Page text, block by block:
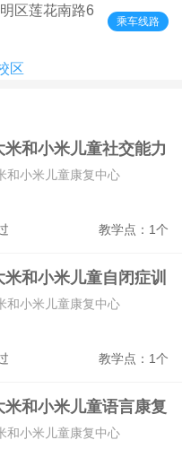
区莲花南路6
乘车线路
区
米和小米儿童社交能力
教学点：1个
和小米儿童康复中心
米和小米儿童自闭症训
教学点：1个
和小米儿童康复中心
米和小米儿童语言康复
和小米儿童康复中心